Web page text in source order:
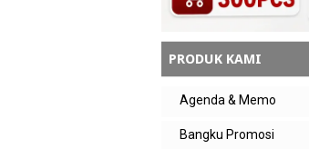
PRODUK KAMI
Agenda & Memo
Bangku Promosi